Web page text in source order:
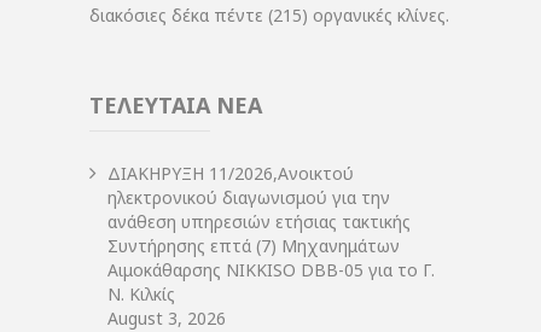
διακόσιες δέκα πέντε (215) οργανικές κλίνες.
ΤΕΛΕΥΤΑΙΑ ΝΕΑ
ΔIΑΚΗΡΥΞΗ 11/2026,Ανοικτού
ηλεκτρονικού διαγωνισμού για την
ανάθεση υπηρεσιών ετήσιας τακτικής
Συντήρησης επτά (7) Μηχανημάτων
Αιμοκάθαρσης NIKKISO DBB-05 για το Γ.
Ν. Κιλκίς
August 3, 2026